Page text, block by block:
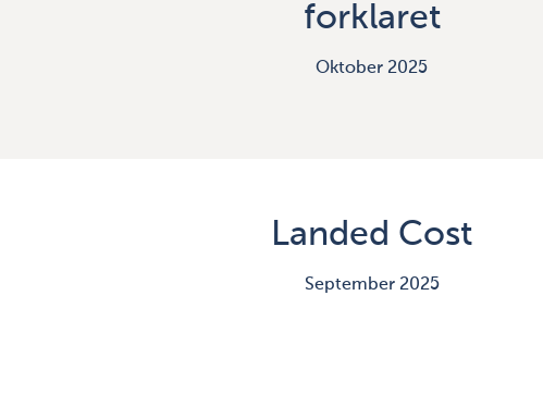
forklaret
Oktober 2025
Landed Cost
September 2025